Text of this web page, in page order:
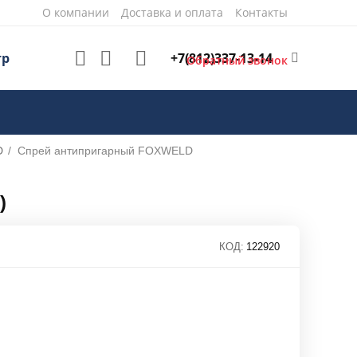
О компании Доставка и оплата Контакты
+7(812)337-13-14
Обратный звонок
/ Спрей антипригарный FOXWELD
КОД: 122920